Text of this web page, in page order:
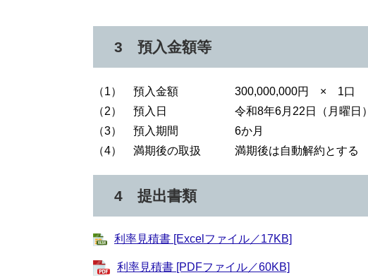
3 預入金額等
（1） 預入金額 300,000,000円 × 1口
（2） 預入日 令和8年6月22日（月曜日）
（3） 預入期間 6か月
（4） 満期後の取扱 満期後は自動解約とする
4 提出書類
利率見積書 [Excelファイル／17KB]
利率見積書 [PDFファイル／60KB]